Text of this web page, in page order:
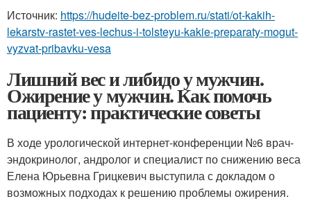
Источник: https://hudeite-bez-problem.ru/stati/ot-kakih-
lekarstv-rastet-ves-lechus-i-tolsteyu-kakie-preparaty-mogut-
vyzvat-pribavku-vesa
Лишний вес и либидо у мужчин.
Ожирение у мужчин. Как помочь
пациенту: практические советы
В ходе урологической интернет-конференции №6 врач-
эндокринолог, андролог и специалист по снижению веса
Елена Юрьевна Грицкевич выступила с докладом о
возможных подходах к решению проблемы ожирения.